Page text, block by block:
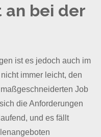
an bei der
ist es jedoch auch im
immer leicht, den
Job
die Anforderungen
und es fällt